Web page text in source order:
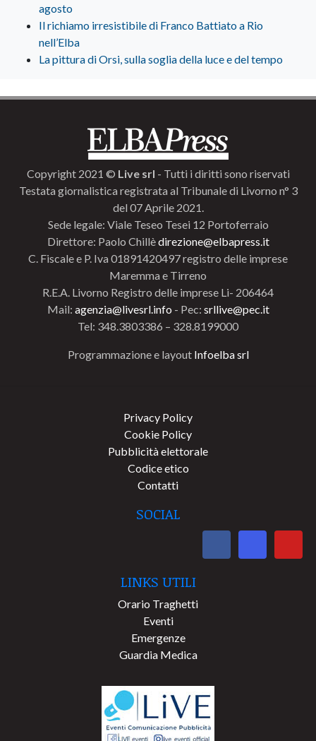
agosto
Il richiamo irresistibile di Franco Battiato a Rio
nell’Elba
La pittura di Orsi, sulla soglia della luce e del tempo
Copyright 2021 © Live srl - Tutti i diritti sono riservati
Testata giornalistica registrata al Tribunale di Livorno n° 3
del 07 Aprile 2021.
Sede legale: Viale Teseo Tesei 12 Portoferraio
Direttore: Paolo Chillèdirezione@elbapress.it
C. Fiscale e P. Iva 01891420497 registro delle imprese
Maremma e Tirreno
R.E.A. Livorno Registro delle imprese Li- 206464
Mail: agenzia@livesrl.info - Pec: srllive@pec.it
Tel: 348.3803386 – 328.8199000
Programmazione e layout Infoelba srl
Privacy Policy
Cookie Policy
Pubblicità elettorale
Codice etico
Contatti
SOCIAL
LINKS UTILI
Orario Traghetti
Eventi
Emergenze
Guardia Medica